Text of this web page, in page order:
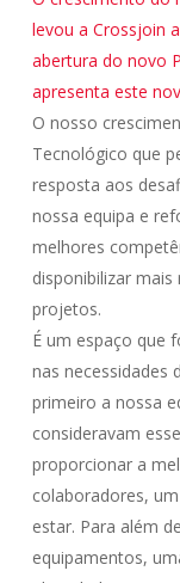
levou a Crossjoin
abertura do novo
apresenta este
O nosso
Tecnológico que
resposta aos
nossa equipa e
melhores
disponibilizar
projetos.
É um espaço que
nas necessidades
primeiro a nossa
consideravam
proporcionar a
colaboradores,
estar. Para além
equipamentos,